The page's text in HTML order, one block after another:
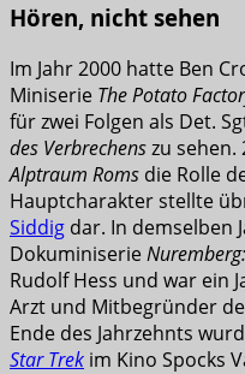
Hören, nicht sehen
Im Jahr 2000 hatte Ben
Miniserie The Potato
für zwei Folgen als Det.
des Verbrechenszu sehen.
Alptraum Roms die Rolle
Hauptcharakter stellte
Siddig dar. In demselben
Dokuminiserie
Rudolf Hess und war ein
Arzt und Mitbegründer
Ende des Jahrzehnts
Star Trek im Kino Spocks